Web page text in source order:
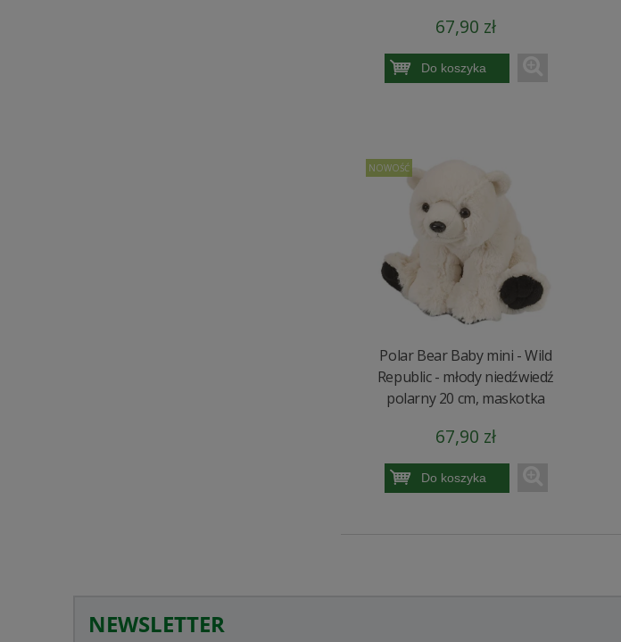
67,90 zł
Do koszyka
Polar Bear Baby mini - Wild
Republic - młody niedźwiedź
polarny 20 cm, maskotka
67,90 zł
Do koszyka
NOWOŚĆ
NEWSLETTER